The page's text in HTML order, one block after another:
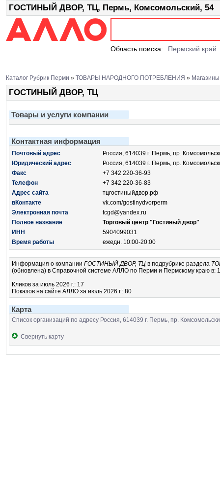
ГОСТИНЫЙ ДВОР, ТЦ, Пермь, Комсомольский, 54
Область поиска: Пермский край
Каталог Рубрик Перми » ТОВАРЫ НАРОДНОГО ПОТРЕБЛЕНИЯ » Магазины
ГОСТИНЫЙ ДВОР, ТЦ
Товары и услуги компании
Контактная информация
Почтовый адрес
Россия, 614039 г. Пермь, пр.
Юридический адрес
Россия, 614039 г. Пермь, пр.
Факс
+7 342 220-36-93
Телефон
+7 342 220-36-83
Адрес сайта
тцгостиныйдвор.рф
вКонтакте
vk.com/gostinydvorperm
Электронная почта
tcgd@yandex.ru
Полное название
Торговый центр "Гостиный двор"
ИНН
5904099031
Время работы
ежедн. 10:00-20:00
Информация о компании ГОСТИНЫЙ ДВОР, ТЦ в подрубрике раздела
(обновлена) в Справочной системе АЛЛО по Перми и Пермскому краю в:
Кликов за июль 2026 г.: 17
Показов на сайте АЛЛО за июль 2026 г.: 80
Карта
Список организаций по адресу Россия, 614039 г. Пермь, пр.
Свернуть карту